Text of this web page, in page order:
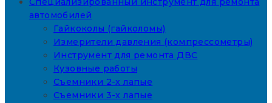
автомобилей
Гайкоколы (гайколомы)
Измерители давления (компрессометры)
Инструмент для ремонта ДВС
Кузовные работы
Съемники 2-х лапые
Съемники 3-х лапые